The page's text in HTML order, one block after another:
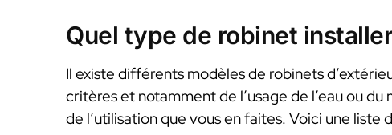
Quel type de robinet
Il existe différents modèles de robinets
critères et notamment de l’usage de l’eau ou
de l’utilisation que vous en faites. Voici une liste